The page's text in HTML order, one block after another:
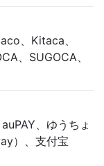
、Kitaca、
、SUGOCA、
、ゆうちょ
）、支付宝